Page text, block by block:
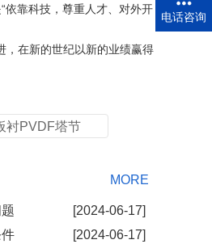
依靠科技，尊重人才、对外开
，在新的世纪以新的业绩赢得
衬PVDF塔节
MORE
[2024-06-17]
[2024-06-17]
电话咨询